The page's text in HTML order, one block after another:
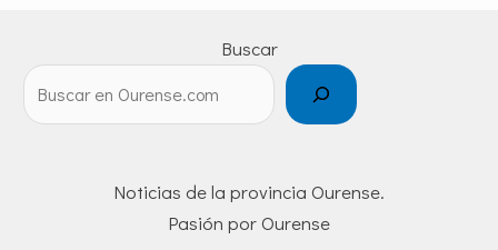
Buscar
Noticias de la provincia Ourense.
Pasión por Ourense